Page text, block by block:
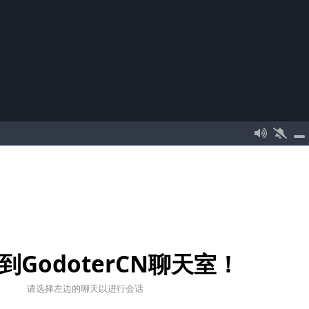
GodoterCN聊天室！
请选择左边的聊天以进行会话